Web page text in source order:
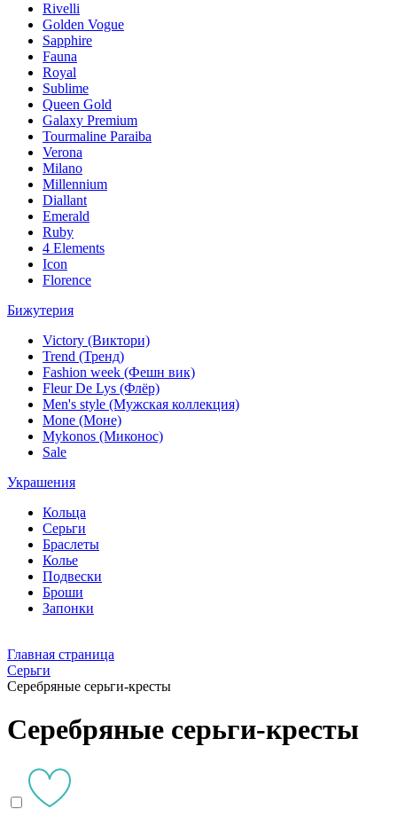
Rivelli
Golden Vogue
Sapphire
Fauna
Royal
Sublime
Queen Gold
Galaxy Premium
Tourmaline Paraiba
Verona
Milano
Millennium
Diallant
Emerald
Ruby
4 Elements
Icon
Florence
Бижутерия
Victory (Виктори)
Trend (Тренд)
Fashion week (Фешн вик)
Fleur De Lys (Флёр)
Men's style (Мужская коллекция)
Mone (Моне)
Mykonos (Миконос)
Sale
Украшения
Кольца
Серьги
Браслеты
Колье
Подвески
Броши
Запонки
Главная страница
Серьги
Серебряные серьги-кресты
Серебряные серьги-кресты